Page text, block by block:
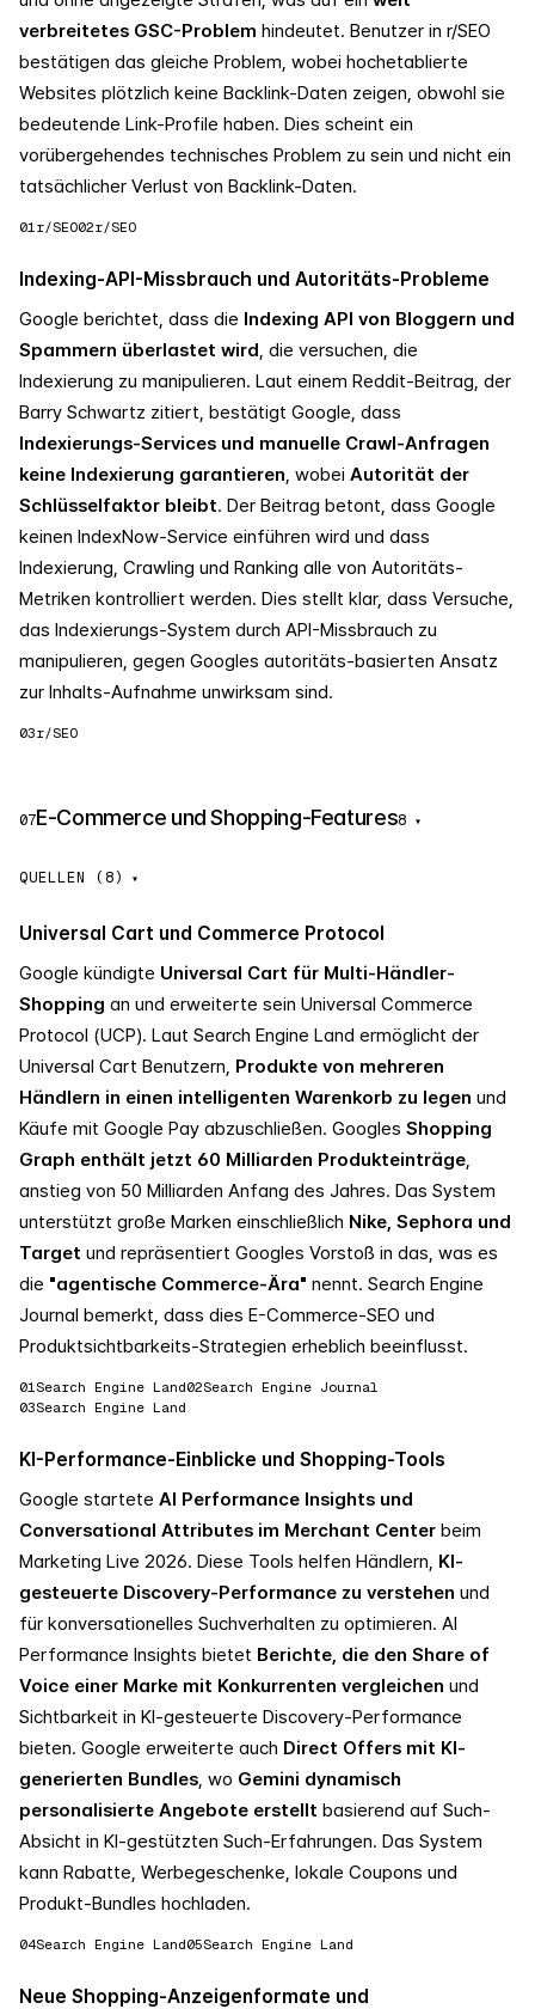
verbreitetes GSC-Problem hindeutet. Benutzer in r/SEO
bestätigen das gleiche Problem, wobei hochetablierte
Websites plötzlich keine Backlink-Daten zeigen, obwohl sie
bedeutende Link-Profile haben. Dies scheint ein
vorübergehendes technisches Problem zu sein und nicht ein
tatsächlicher Verlust von Backlink-Daten.
01r/SEO02r/SEO
Indexing-API-Missbrauch und Autoritäts-Probleme
Google berichtet, dass die Indexing API von Bloggern und
Spammern überlastet wird, die versuchen, die
Indexierung zu manipulieren. Laut einem Reddit-Beitrag, der
Barry Schwartz zitiert, bestätigt Google, dass
Indexierungs-Services und manuelle Crawl-Anfragen
keine Indexierung garantieren, wobei Autorität der
Schlüsselfaktor bleibt. Der Beitrag betont, dass Google
keinen IndexNow-Service einführen wird und dass
Indexierung, Crawling und Ranking alle von Autoritäts-
Metriken kontrolliert werden. Dies stellt klar, dass Versuche,
das Indexierungs-System durch API-Missbrauch zu
manipulieren, gegen Googles autoritäts-basierten Ansatz
zur Inhalts-Aufnahme unwirksam sind.
03r/SEO
07E-Commerce und Shopping-Features8 ▾
QUELLEN (8)
Universal Cart und Commerce Protocol
Google kündigte Universal Cart für Multi-Händler-
Shopping an und erweiterte sein Universal Commerce
Protocol (UCP). Laut Search Engine Land ermöglicht der
Universal Cart Benutzern, Produkte von mehreren
Händlern in einen intelligenten Warenkorb zu legen und
Käufe mit Google Pay abzuschließen. Googles Shopping
Graph enthält jetzt 60 Milliarden Produkteinträge,
anstieg von 50 Milliarden Anfang des Jahres. Das System
unterstützt große Marken einschließlich Nike, Sephora und
Target und repräsentiert Googles Vorstoß in das, was es
die "agentische Commerce-Ära" nennt. Search Engine
Journal bemerkt, dass dies E-Commerce-SEO und
Produktsichtbarkeits-Strategien erheblich beeinflusst.
01Search Engine Land02Search Engine Journal
03Search Engine Land
KI-Performance-Einblicke und Shopping-Tools
Google startete AI Performance Insights und
Conversational Attributes im Merchant Center beim
Marketing Live 2026. Diese Tools helfen Händlern, KI-
gesteuerte Discovery-Performance zu verstehen und
für konversationelles Suchverhalten zu optimieren. AI
Performance Insights bietet Berichte, die den Share of
Voice einer Marke mit Konkurrenten vergleichen und
Sichtbarkeit in KI-gesteuerte Discovery-Performance
bieten. Google erweiterte auch Direct Offers mit KI-
generierten Bundles, wo Gemini dynamisch
personalisierte Angebote erstellt basierend auf Such-
Absicht in KI-gestützten Such-Erfahrungen. Das System
kann Rabatte, Werbegeschenke, lokale Coupons und
Produkt-Bundles hochladen.
04Search Engine Land05Search Engine Land
Neue Shopping-Anzeigenformate und